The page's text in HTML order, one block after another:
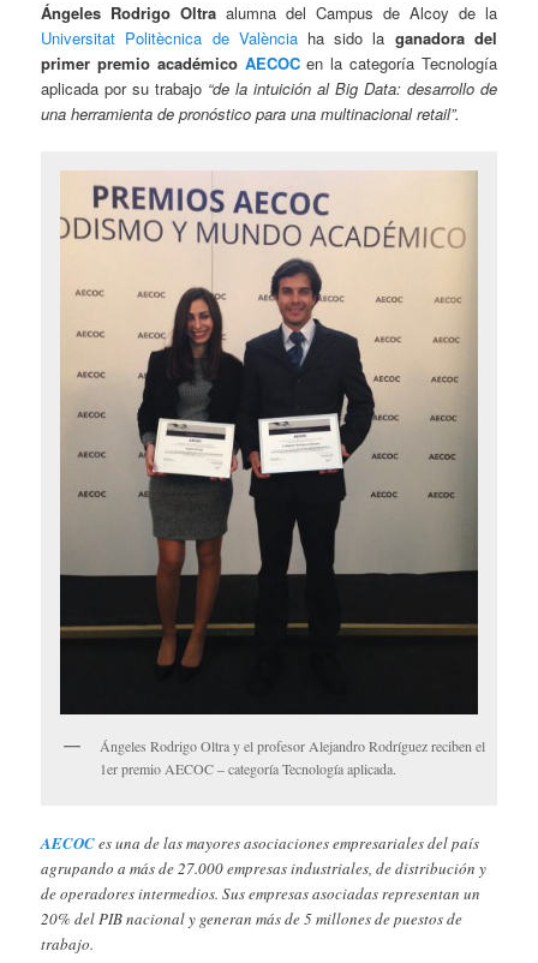
Ángeles Rodrigo Oltra alumna del Campus de Alcoy de la
Universitat Politècnica de Valènciaha sido la ganadora del
primer premio académico AECOCen la categoría Tecnología
aplicada por su trabajo “de la intuición al Big Data: desarrollo de
una herramienta de pronóstico para una multinacional retail”.
Ángeles Rodrigo Oltra y el profesor Alejandro Rodríguez reciben el
1er premio AECOC – categoría Tecnología aplicada.
AECOCes una de las mayores asociaciones empresariales del país
agrupando a más de 27.000 empresas industriales, de distribución y
de operadores intermedios. Sus empresas asociadas representan un
20% del PIB nacional y generan más de 5 millones de puestos de
trabajo.